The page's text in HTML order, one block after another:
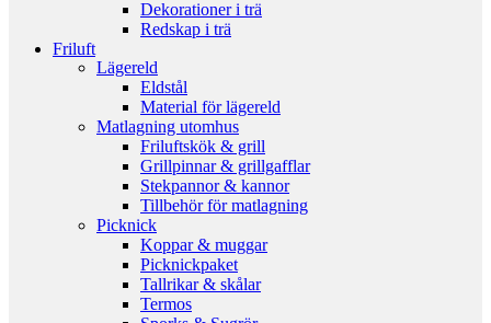
Dekorationer i trä
Redskap i trä
Friluft
Lägereld
Eldstål
Material för lägereld
Matlagning utomhus
Friluftskök & grill
Grillpinnar & grillgafflar
Stekpannor & kannor
Tillbehör för matlagning
Picknick
Koppar & muggar
Picknickpaket
Tallrikar & skålar
Termos